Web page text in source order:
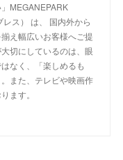
MEGANEPARK
ス） は、 国内外から
え幅広いお客様へご提
切にしているのは、眼
なく、「楽しめるも
また、テレビや映画作
ます。